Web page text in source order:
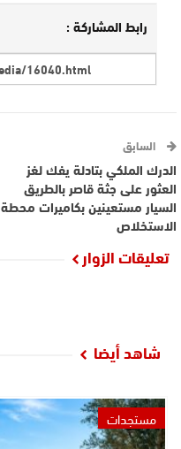
رابط المشاركة :
السابق
الدرك الملكي بتادلة يفك لغز
العثور على جثة قاصر بالطريق
السيار مستعينين بكاميرات محطة
الاستخلاص
تعليقات الزوار
شاهد أيضا
مستجدات